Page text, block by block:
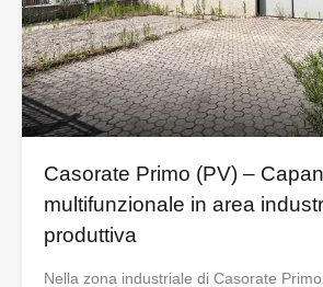
Casorate Primo (PV) –
multifunzionale in area
produttiva
Nella zona industriale di Casorate